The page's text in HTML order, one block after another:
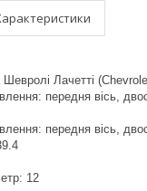
Лачетті
передня вісь,
передня вісь,
12